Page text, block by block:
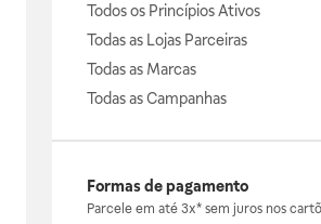
Todos os Princípios Ativos
Todas as Lojas Parceiras
Todas as Marcas
Todas as Campanhas
Formas de pagamento
Parcele em até 3x* sem juros nos